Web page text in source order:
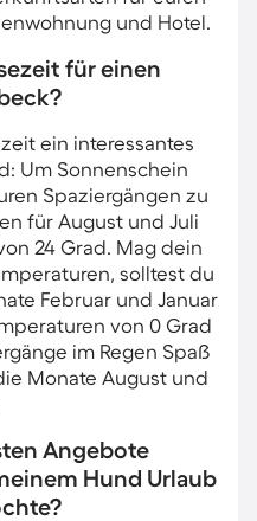
und Hotel.
für einen
ein interessantes
Um Sonnenschein
Spaziergängen zu
für August und Juli
24 Grad. Mag dein
solltest du
Februar und Januar
von 0 Grad
im Regen Spaß
Monate August und
Angebote
Hund Urlaub